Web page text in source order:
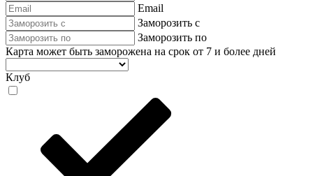
Email
Заморозить с
Заморозить по
Карта может быть заморожена на срок от 7 и более дней
Клуб